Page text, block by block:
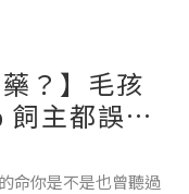
？】毛孩
主都誤會
命你是不是也曾聽過